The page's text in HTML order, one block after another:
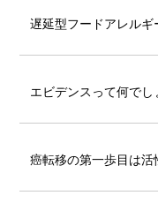
遅延型フードアレルギ
エビデンスって何でし
癌転移の第一歩目は活